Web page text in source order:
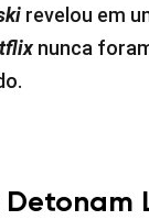
revelou em
nunca